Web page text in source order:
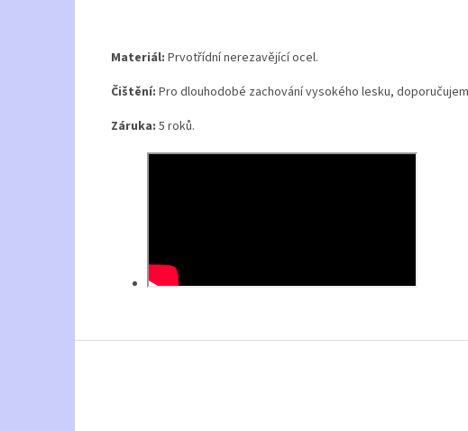
Materiál: Prvotřídní nerezavějící ocel.
Čištění: Pro dlouhodobé zachování vysokého lesku,
Záruka: 5 roků.